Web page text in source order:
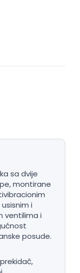
sa dvije
montirane
i
ventilima i
posude.